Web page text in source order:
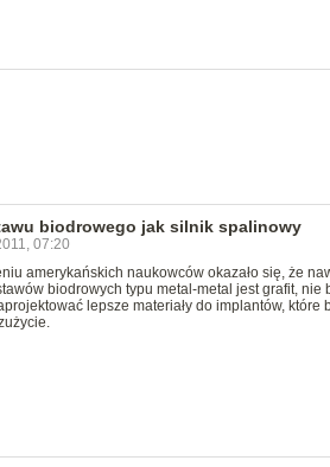
biodrowego jak silnik spalinowy
07:20
amerykańskich naukowców okazało się, że
biodrowych typu metal-metal jest grafit, nie
lepsze materiały do implantów, które